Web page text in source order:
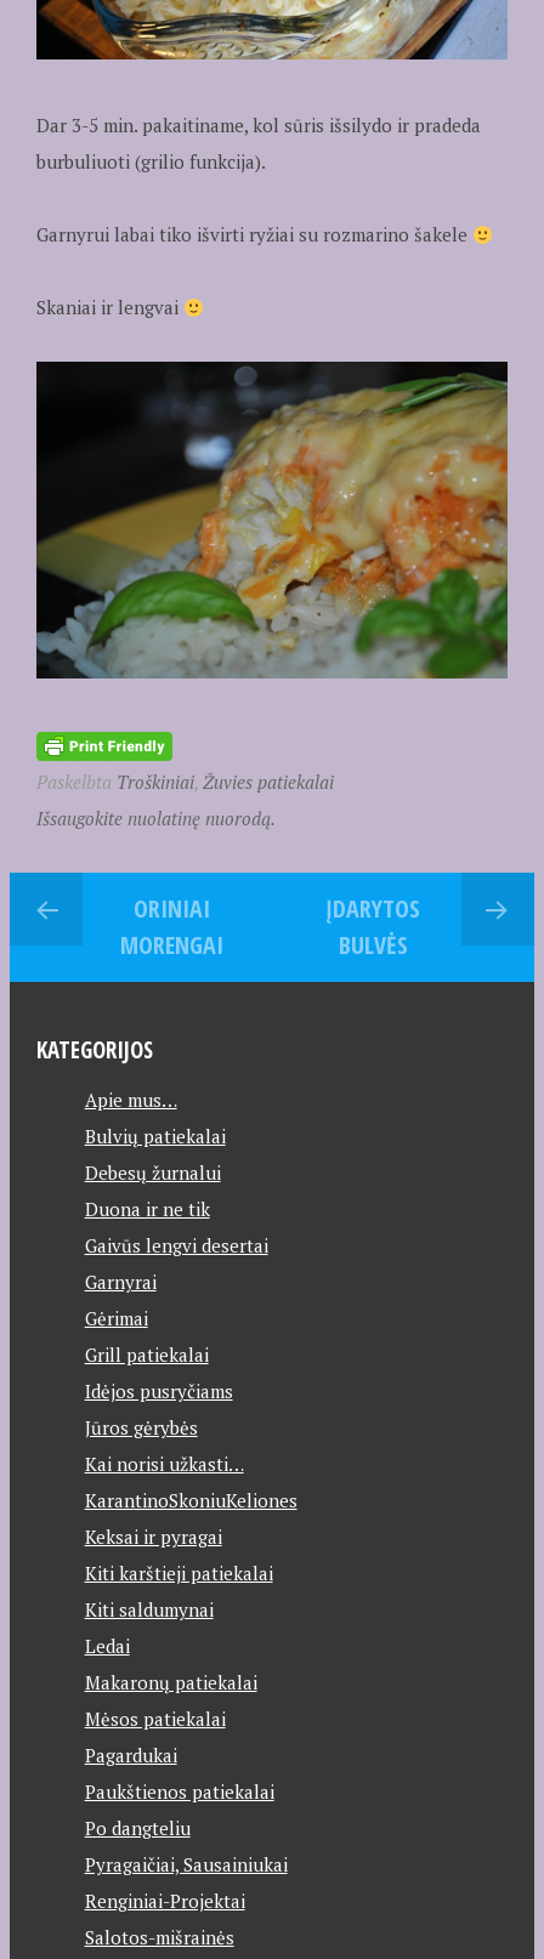
Dar 3-5 min. pakaitiname, kol sūris išsilydo ir pradeda
burbuliuoti (grilio funkcija).
Garnyrui labai tiko išvirti ryžiai su rozmarino šakele
Skaniai ir lengvai
Paskelbta Troškiniai, Žuvies patiekalai
Išsaugokite nuolatinę nuorodą.
ORINIAI
MORENGAI
ĮDARYTOS
BULVĖS
KATEGORIJOS
Apie mus…
Bulvių patiekalai
Debesų žurnalui
Duona ir ne tik
Gaivūs lengvi desertai
Garnyrai
Gėrimai
Grill patiekalai
Idėjos pusryčiams
Jūros gėrybės
Kai norisi užkasti…
KarantinoSkoniuKeliones
Keksai ir pyragai
Kiti karštieji patiekalai
Kiti saldumynai
Ledai
Makaronų patiekalai
Mėsos patiekalai
Pagardukai
Paukštienos patiekalai
Po dangteliu
Pyragaičiai, Sausainiukai
Renginiai-Projektai
Salotos-mišrainės